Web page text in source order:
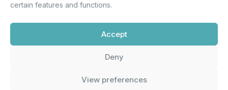
certain features and functions.
Accept
Deny
View preferences
Ανακοινώσεων
m.printsiou@andromeda.eu
210 62 89 341